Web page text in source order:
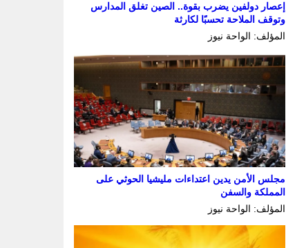
إعصار دولفين يضرب بقوة.. الصين تغلق المدارس
وتوقف الملاحة تحسبًا لكارثة
المؤلف: الواحة نيوز
مجلس الأمن يدين اعتداءات مليشيا الحوثي على
المملكة والسفن
المؤلف: الواحة نيوز